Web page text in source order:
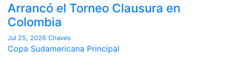
Arrancó el Torneo Clausura en
Colombia
Jul 25, 2026 Chaves
Copa Sudamericana Principal